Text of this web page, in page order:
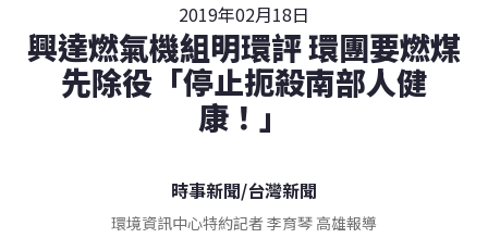
2019年02月18日
興達燃氣機組明環評 環團要燃煤
先除役「停止扼殺南部人健
康！」
時事新聞/台灣新聞
環境資訊中心特約記者 李育琴 高雄報導